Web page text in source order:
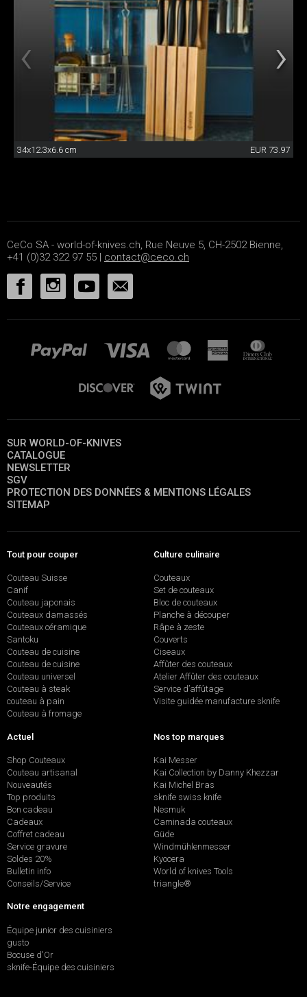
34x12.3x6.6 cm EUR 73.97
CeCo SA - world-of-knives.ch, Rue Neuve 5, CH-2502 Bienne,
+41 (0)32 322 97 55 | contact@ceco.ch
SUR WORLD-OF-KNIVES
CATALOGUE
NEWSLETTER
SGV
PROTECTION DES DONNÉES & MENTIONS LÉGALES
SITEMAP
Tout pour couper
Couteau Suisse
Canif
Couteau japonais
Couteaux damassés
Couteaux céramique
Santoku
Couteau de cuisine
Couteau de cuisine
Couteau universel
Couteau à steak
couteau à pain
Couteau à fromage
Culture culinaire
Couteaux
Set de couteaux
Bloc de couteaux
Planche à découper
Râpe à zeste
Couverts
Ciseaux
Affûter des couteaux
Atelier Affûter des couteaux
Service d’affûtage
Visite guidée manufacture sknife
Actuel
Shop Couteaux
Couteau artisanal
Nouveautés
Top produits
Bon cadeau
Cadeaux
Coffret cadeau
Service gravure
Soldes 20%
Bulletin info
Conseils/Service
Nos top marques
Kai Messer
Kai Collection by Danny Khezzar
Kai Michel Bras
sknife swiss knife
Nesmuk
Caminada couteaux
Güde
Windmühlenmesser
Kyocera
World of knives Tools
triangle®
Notre engagement
Équipe junior des cuisiniers
gusto
Bocuse d'Or
sknife-Équipe des cuisiniers